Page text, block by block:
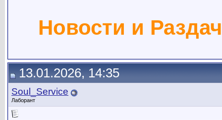
Новости и
13.01.2026, 14:35
Soul_Service
Лаборант